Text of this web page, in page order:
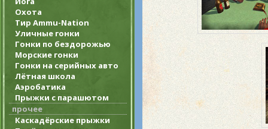
Охота
Тир Ammu-Nation
Уличные гонки
Гонки по бездорожью
Морские гонки
Гонки на серийных авто
Лётная школа
Аэробатика
Прыжки с парашютом
прочее
Каскадёрские прыжки